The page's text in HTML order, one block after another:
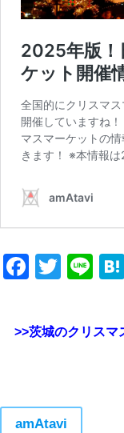
>>茨城のクリスマ
amAtavi